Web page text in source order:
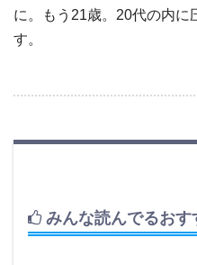
に。もう21歳。20代の内に
す。
みんな読んでるおす